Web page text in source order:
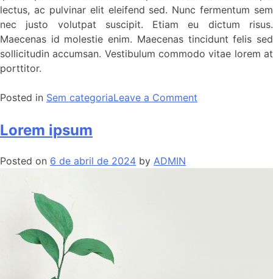
lectus, ac pulvinar elit eleifend sed. Nunc fermentum sem
nec justo volutpat suscipit. Etiam eu dictum risus.
Maecenas id molestie enim. Maecenas tincidunt felis sed
sollicitudin accumsan. Vestibulum commodo vitae lorem at
porttitor.
Posted in Sem categoriaLeave a Comment
Lorem ipsum
Posted on 6 de abril de 2024 by ADMIN